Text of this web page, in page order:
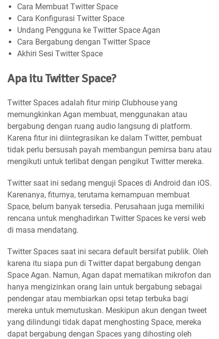
Cara Membuat Twitter Space
Cara Konfigurasi Twitter Space
Undang Pengguna ke Twitter Space Agan
Cara Bergabung dengan Twitter Space
Akhiri Sesi Twitter Space
Apa itu Twitter Space?
Twitter Spaces adalah fitur mirip Clubhouse yang
memungkinkan Agan membuat, menggunakan atau
bergabung dengan ruang audio langsung di platform.
Karena fitur ini diintegrasikan ke dalam Twitter, pembuat
tidak perlu bersusah payah membangun pemirsa baru atau
mengikuti untuk terlibat dengan pengikut Twitter mereka.
Twitter saat ini sedang menguji Spaces di Android dan iOS.
Karenanya, fiturnya, terutama kemampuan membuat
Space, belum banyak tersedia. Perusahaan juga memiliki
rencana untuk menghadirkan Twitter Spaces ke versi web
di masa mendatang.
Twitter Spaces saat ini secara default bersifat publik. Oleh
karena itu siapa pun di Twitter dapat bergabung dengan
Space Agan. Namun, Agan dapat mematikan mikrofon dan
hanya mengizinkan orang lain untuk bergabung sebagai
pendengar atau membiarkan opsi tetap terbuka bagi
mereka untuk memutuskan. Meskipun akun dengan tweet
yang dilindungi tidak dapat menghosting Space, mereka
dapat bergabung dengan Spaces yang dihosting oleh